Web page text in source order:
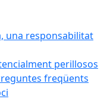
una responsabilitat
perillosos
freqüents